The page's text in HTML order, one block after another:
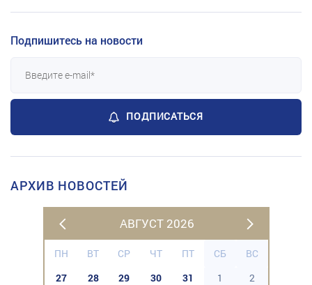
Подпишитесь на новости
ПОДПИСАТЬСЯ
АРХИВ НОВОСТЕЙ
АВГУСТ 2026
ПН ВТ СР ЧТ ПТ СБ
ВС
27
28 29 30 31 1
2